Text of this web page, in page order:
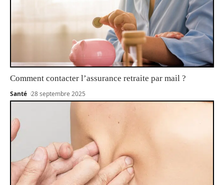
Comment contacter l’assurance retraite par mail ?
Santé 28 septembre 2025